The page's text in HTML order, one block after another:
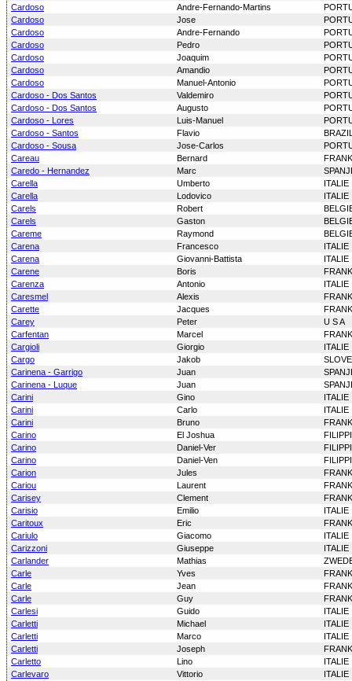
Cardoso
Andre-Fernando-Martins
Cardoso
Jose
Cardoso
Andre-Fernando
Cardoso
Pedro
Cardoso
Joaquim
Cardoso
Amandio
Cardoso
Manuel-Antonio
Cardoso - Dos Santos
Valdemiro
Cardoso - Dos Santos
Augusto
Cardoso - Lores
Luis-Manuel
Cardoso - Santos
Flavio
Cardoso - Sousa
Jose-Carlos
Careau
Bernard
Caredo - Hernandez
Marc
Carella
Umberto
ITALIE
Carella
Lodovico
ITALIE
Carels
Robert
Carels
Gaston
Careme
Raymond
Carena
Francesco
ITALIE
Carena
Giovanni-Battista
ITALIE
Carene
Boris
Carenza
Antonio
ITALIE
Caresmel
Alexis
Carette
Jacques
Carey
Peter
U S A
Carfentan
Marcel
Cargioli
Giorgio
ITALIE
Cargo
Jakob
Carinena - Garrigo
Juan
Carinena - Luque
Juan
Carini
Gino
ITALIE
Carini
Carlo
ITALIE
Carini
Bruno
Carino
El Joshua
Carino
Daniel-Ver
Carino
Daniel-Ven
Carion
Jules
Cariou
Laurent
Carisey
Clement
Carisio
Emilio
ITALIE
Caritoux
Eric
Cariulo
Giacomo
ITALIE
Carizzoni
Giuseppe
ITALIE
Carlander
Mathias
Carle
Yves
Carle
Jean
Carle
Guy
Carlesi
Guido
ITALIE
Carletti
Michael
ITALIE
Carletti
Marco
ITALIE
Carletti
Joseph
Carletto
Lino
ITALIE
Carlevaro
Vittorio
ITALIE